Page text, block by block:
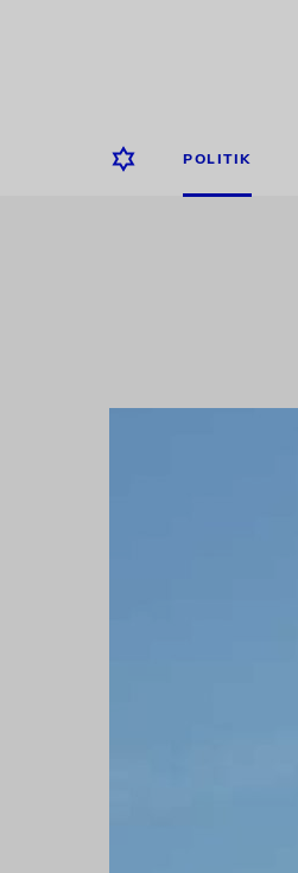
POLITIK